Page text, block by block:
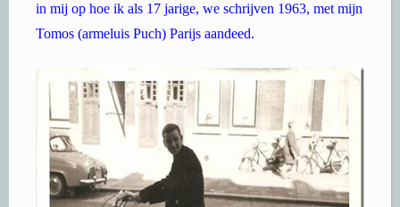
in mij op hoe ik als 17 jarige, we schrijven 1963, met mijn
Tomos (armeluis Puch) Parijs aandeed.